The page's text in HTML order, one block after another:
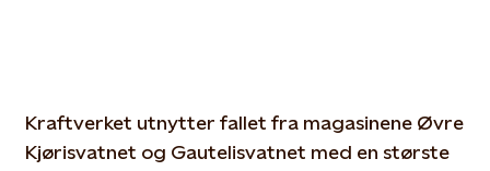
Kraftverket utnytter fallet fra magasinene Øvre
Kjørisvatnet og Gautelisvatnet med en største